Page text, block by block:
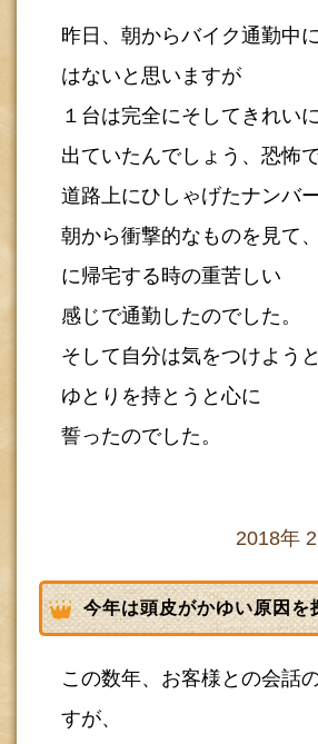
昨日、朝からバイク通勤中
はないと思いますが
１台は完全にそしてきれい
出ていたんでしょう、恐怖で
道路上にひしゃげたナンバ
朝から衝撃的なものを見て
に帰宅する時の重苦しい
感じで通勤したのでした。
そして自分は気をつけよう
ゆとりを持とうと心に
誓ったのでした。
2018年
今年は頭皮がかゆい原因を
この数年、お客様との会話
すが、